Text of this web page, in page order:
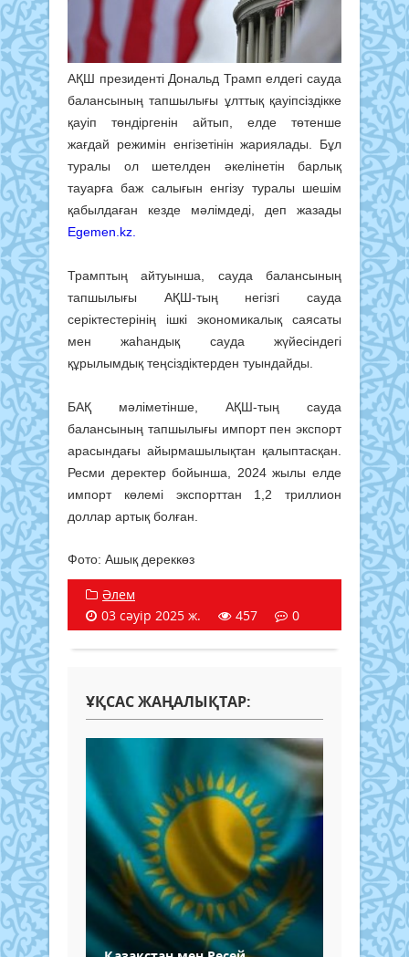
АҚШ президенті Дональд Трамп елдегі сауда
балансының тапшылығы ұлттық қауіпсіздікке
қауіп төндіргенін айтып, елде төтенше
жағдай режимін енгізетінін жариялады. Бұл
туралы ол шетелден әкелінетін барлық
тауарға баж салығын енгізу туралы шешім
қабылдаған кезде мәлімдеді, деп жазады
Egemen.kz.
Трамптың айтуынша, сауда балансының
тапшылығы АҚШ-тың негізгі сауда
серіктестерінің ішкі экономикалық саясаты
мен жаһандық сауда жүйесіндегі
құрылымдық теңсіздіктерден туындайды.
БАҚ мәліметінше, АҚШ-тың сауда
балансының тапшылығы импорт пен экспорт
арасындағы айырмашылықтан қалыптасқан.
Ресми деректер бойынша, 2024 жылы елде
импорт көлемі экспорттан 1,2 триллион
доллар артық болған.
Фото: Ашық дереккөз
Әлем
03 сәуір 2025 ж.
457 0
ҰҚСАС ЖАҢАЛЫҚТАР: